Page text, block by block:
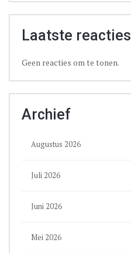
Laatste reacties
Geen reacties om te tonen.
Archief
Augustus 2026
Juli 2026
Juni 2026
Mei 2026